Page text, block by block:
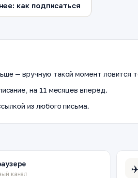
как подписаться
— вручную такой момент ловится
на 11 месяцев вперёд.
из любого письма.
канал